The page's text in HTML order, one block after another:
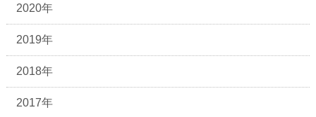
2020年
2019年
2018年
2017年